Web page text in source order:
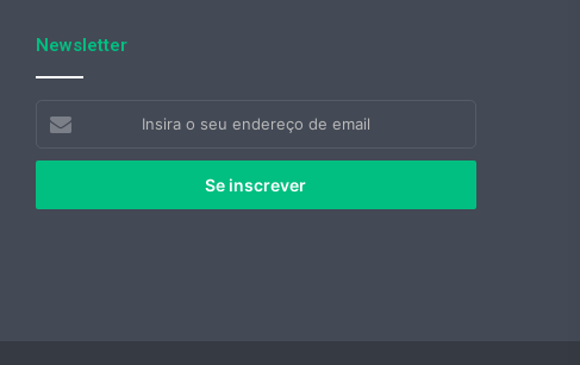
Newsletter
seu
de